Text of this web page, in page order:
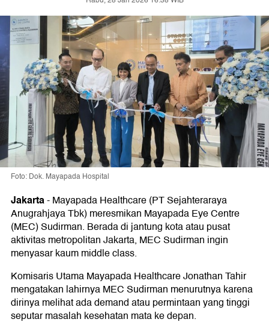
Foto: Dok. Mayapada Hospital
Jakarta-Mayapada Healthcare (PT Sejahteraraya
Anugrahjaya Tbk) meresmikan Mayapada Eye Centre
(MEC) Sudirman. Berada di jantung kota atau pusat
aktivitas metropolitan Jakarta, MEC Sudirman ingin
menyasar kaum middle class.
Komisaris Utama Mayapada Healthcare Jonathan Tahir
mengatakan lahirnya MEC Sudirman menurutnya karena
dirinya melihat ada demand atau permintaan yang tinggi
seputar masalah kesehatan mata ke depan.